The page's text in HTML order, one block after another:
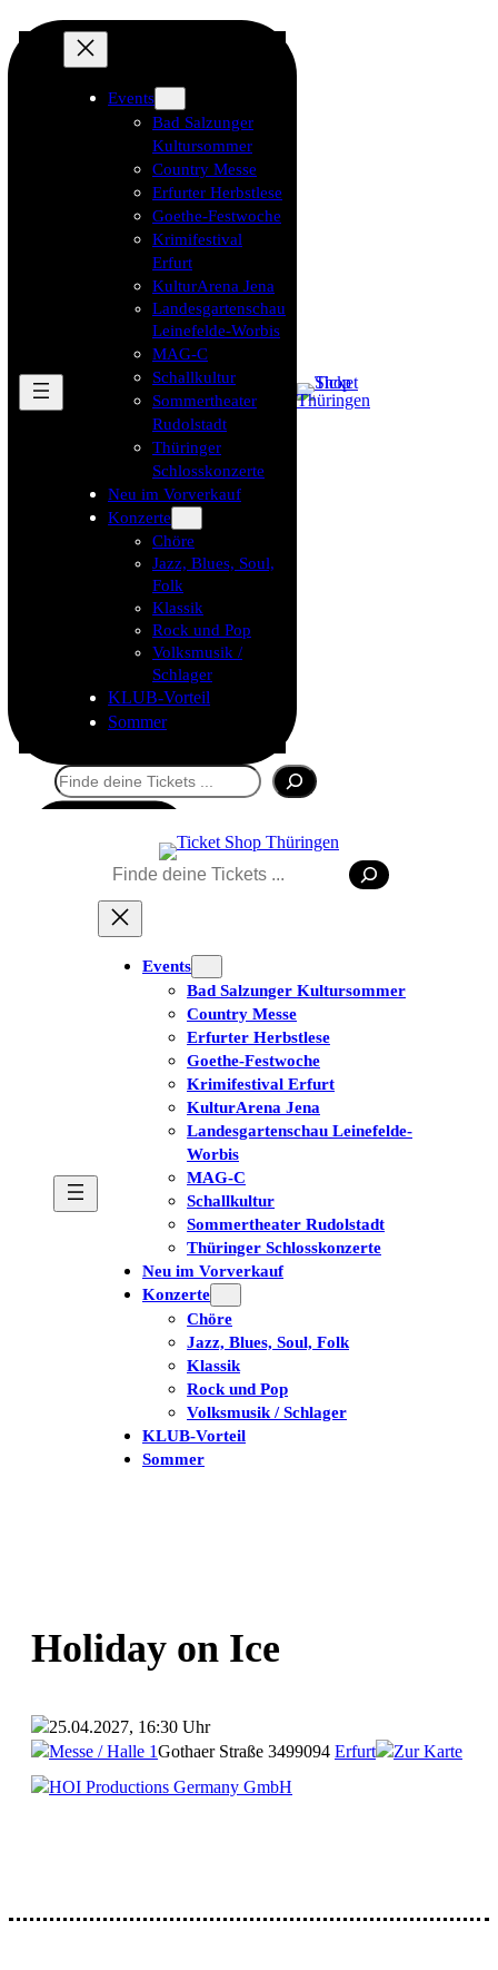
Events
Bad Salzunger
Kultursommer
Country Messe
Erfurter Herbstlese
Goethe-Festwoche
Krimifestival
Erfurt
KulturArena Jena
Landesgartenschau
Leinefelde-Worbis
MAG-C
Schallkultur
Sommertheater
Rudolstadt
Thüringer
Schlosskonzerte
Neu im Vorverkauf
Konzerte
Chöre
Jazz, Blues, Soul,
Folk
Klassik
Rock und Pop
Volksmusik /
Schlager
KLUB-Vorteil
Sommer
Suchen
Suchen
Events
Bad Salzunger Kultursommer
Country Messe
Erfurter Herbstlese
Goethe-Festwoche
Krimifestival Erfurt
KulturArena Jena
Landesgartenschau Leinefelde-
Worbis
MAG-C
Schallkultur
Sommertheater Rudolstadt
Thüringer Schlosskonzerte
Neu im Vorverkauf
Konzerte
Chöre
Jazz, Blues, Soul, Folk
Klassik
Rock und Pop
Volksmusik / Schlager
KLUB-Vorteil
Sommer
Holiday on Ice
25.04.2027, 16:30 Uhr
Messe / Halle 1Gothaer Straße 3499094 Erfurt
Zur Karte
HOI Productions Germany GmbH